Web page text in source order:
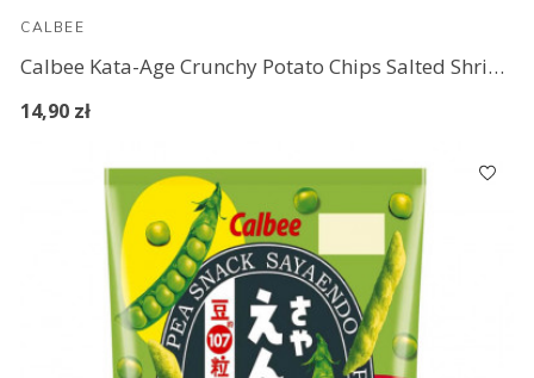
CALBEE
Calbee Kata-Age Crunchy Potato Chips Salted Shrimp & Garlic
14,90 zł